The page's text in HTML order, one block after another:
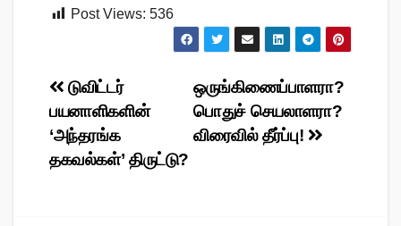
Post Views: 536
Post
navigation
ஒருங்கிணைப்பாளரா?
பொதுச் செயலாளரா?
விரைவில் தீர்ப்பு!
டுவிட்டர்
பயனாளிகளின்
‘அந்தரங்க
தகவல்கள்’ திருட்டு?